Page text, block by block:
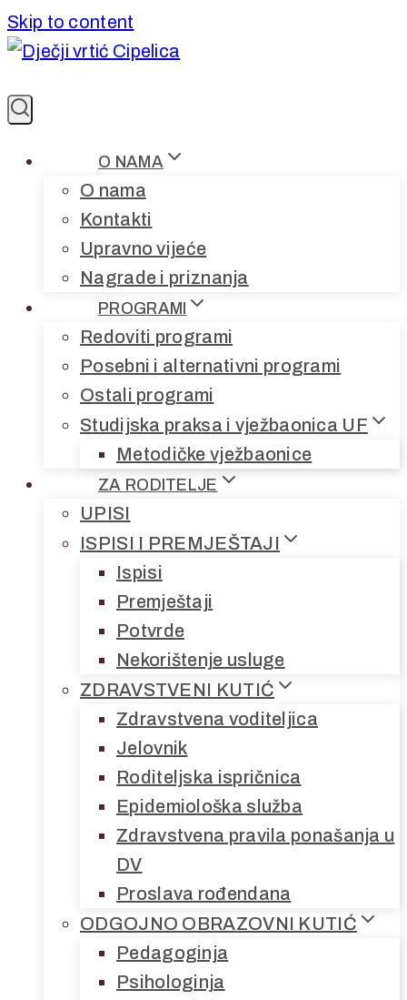
Skip to content
O NAMA
O nama
Kontakti
Upravno vijeće
Nagrade i priznanja
PROGRAMI
Redoviti programi
Posebni i alternativni programi
Ostali programi
Studijska praksa i vježbaonica UF
Metodičke vježbaonice
ZA RODITELJE
UPISI
ISPISI I PREMJEŠTAJI
Ispisi
Premještaji
Potvrde
Nekorištenje usluge
ZDRAVSTVENI KUTIĆ
Zdravstvena voditeljica
Jelovnik
Roditeljska ispričnica
Epidemiološka služba
Zdravstvena pravila ponašanja u
DV
Proslava rođendana
ODGOJNO OBRAZOVNI KUTIĆ
Pedagoginja
Psihologinja